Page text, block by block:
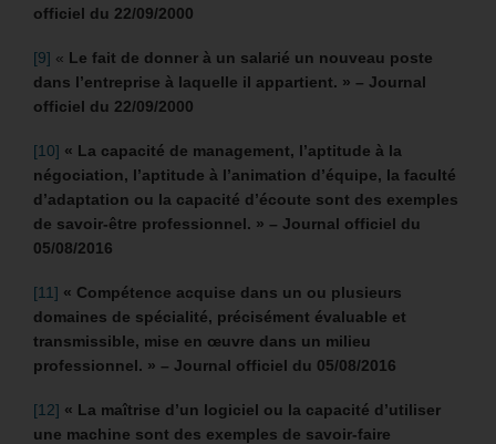
officiel du 22/09/2000
[9] « Le fait de donner à un salarié un nouveau poste
dans l’entreprise à laquelle il appartient. » – Journal
officiel du 22/09/2000
[10] « La capacité de management, l’aptitude à la
négociation, l’aptitude à l’animation d’équipe, la faculté
d’adaptation ou la capacité d’écoute sont des exemples
de savoir-être professionnel. » – Journal officiel du
05/08/2016
[11] « Compétence acquise dans un ou plusieurs
domaines de spécialité, précisément évaluable et
transmissible, mise en œuvre dans un milieu
professionnel. » – Journal officiel du 05/08/2016
[12] « La maîtrise d’un logiciel ou la capacité d’utiliser
une machine sont des exemples de savoir-faire